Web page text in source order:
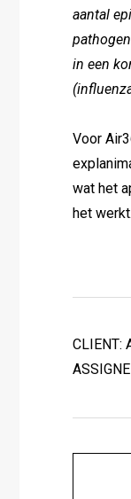
aantal
in een
Voor
wat het
het werkt.
CLIENT: